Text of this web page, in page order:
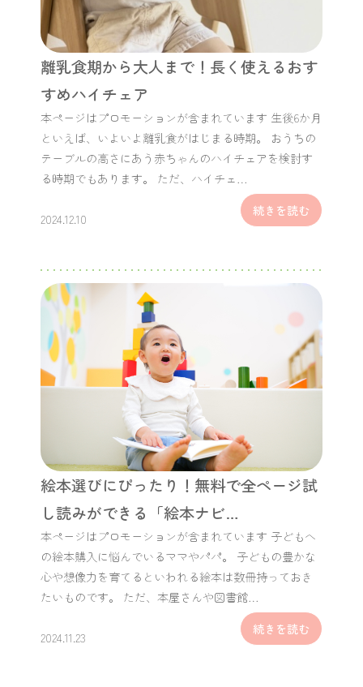
離乳食期から大人まで！長く使えるおす
すめハイチェア
本ページはプロモーションが含まれています 生後6か月
といえば、いよいよ離乳食がはじまる時期。 おうちの
テーブルの高さにあう赤ちゃんのハイチェアを検討す
る時期でもあります。 ただ、ハイチェ…
2024.12.10
続きを読む
絵本選びにぴったり！無料で全ページ試
し読みができる「絵本ナビ…
本ページはプロモーションが含まれています 子どもへ
の絵本購入に悩んでいるママやパパ。 子どもの豊かな
心や想像力を育てるといわれる絵本は数冊持っておき
たいものです。 ただ、本屋さんや図書館…
2024.11.23
続きを読む